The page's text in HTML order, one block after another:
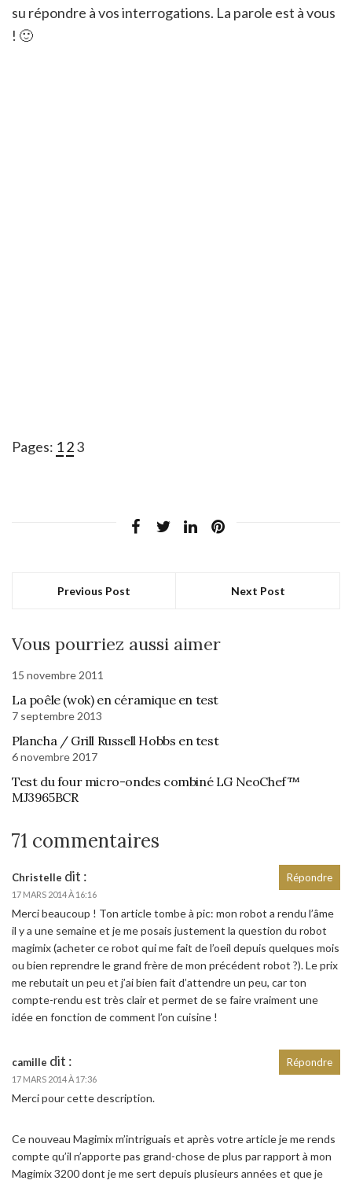
su répondre à vos interrogations. La parole est à vous
! 🙂
Pages: 123
Previous Post Next Post
Vous pourriez aussi aimer
15 novembre 2011
La poêle (wok) en céramique en test
7 septembre 2013
Plancha / Grill Russell Hobbs en test
6 novembre 2017
Test du four micro-ondes combiné LG NeoChef™
MJ3965BCR
71 commentaires
Christelle dit :
17 MARS 2014 À 16:16
Merci beaucoup ! Ton article tombe à pic: mon robot a rendu l’âme
il y a une semaine et je me posais justement la question du robot
magimix (acheter ce robot qui me fait de l’oeil depuis quelques mois
ou bien reprendre le grand frère de mon précédent robot ?). Le prix
me rebutait un peu et j’ai bien fait d’attendre un peu, car ton
compte-rendu est très clair et permet de se faire vraiment une
idée en fonction de comment l’on cuisine !
Répondre
camille dit :
17 MARS 2014 À 17:36
Merci pour cette description.
Ce nouveau Magimix m’intriguais et après votre article je me rends
compte qu’il n’apporte pas grand-chose de plus par rapport à mon
Magimix 3200 dont je me sert depuis plusieurs années et que je
Répondre